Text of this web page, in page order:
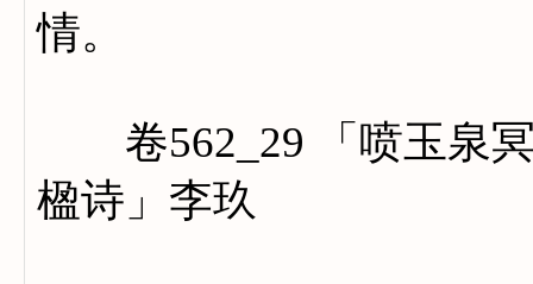
情。
卷562_29 「喷玉泉冥
楹诗」李玖